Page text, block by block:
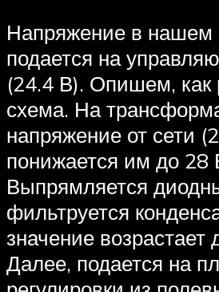
Напряжение в нашем
подается на
(24.4 В). Опишем, как
схема. На
напряжение от сети
понижается им до 28
Выпрямляется
фильтруется
значение возрастает
Далее, подается на